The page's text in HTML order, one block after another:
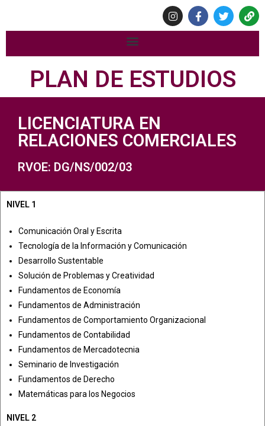
PLAN DE ESTUDIOS
LICENCIATURA EN
RELACIONES COMERCIALES
RVOE: DG/NS/002/03
NIVEL 1
Comunicación Oral y Escrita
Tecnología de la Información y Comunicación
Desarrollo Sustentable
Solución de Problemas y Creatividad
Fundamentos de Economía
Fundamentos de Administración
Fundamentos de Comportamiento Organizacional
Fundamentos de Contabilidad
Fundamentos de Mercadotecnia
Seminario de Investigación
Fundamentos de Derecho
Matemáticas para los Negocios
NIVEL 2